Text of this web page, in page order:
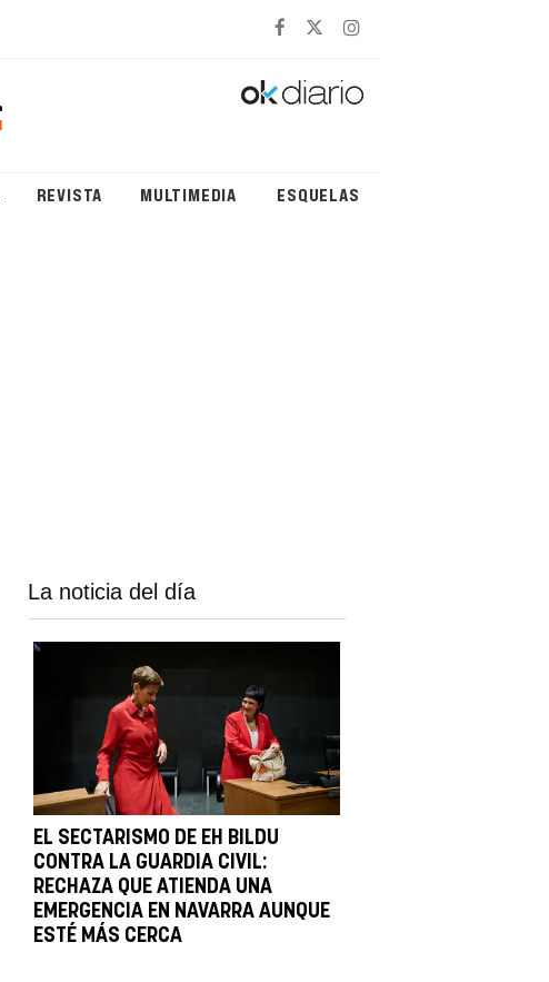
REVISTA MULTIMEDIA ESQUELAS
La noticia del día
EL SECTARISMO DE EH BILDU
CONTRA LA GUARDIA CIVIL:
RECHAZA QUE ATIENDA UNA
EMERGENCIA EN NAVARRA AUNQUE
ESTÉ MÁS CERCA